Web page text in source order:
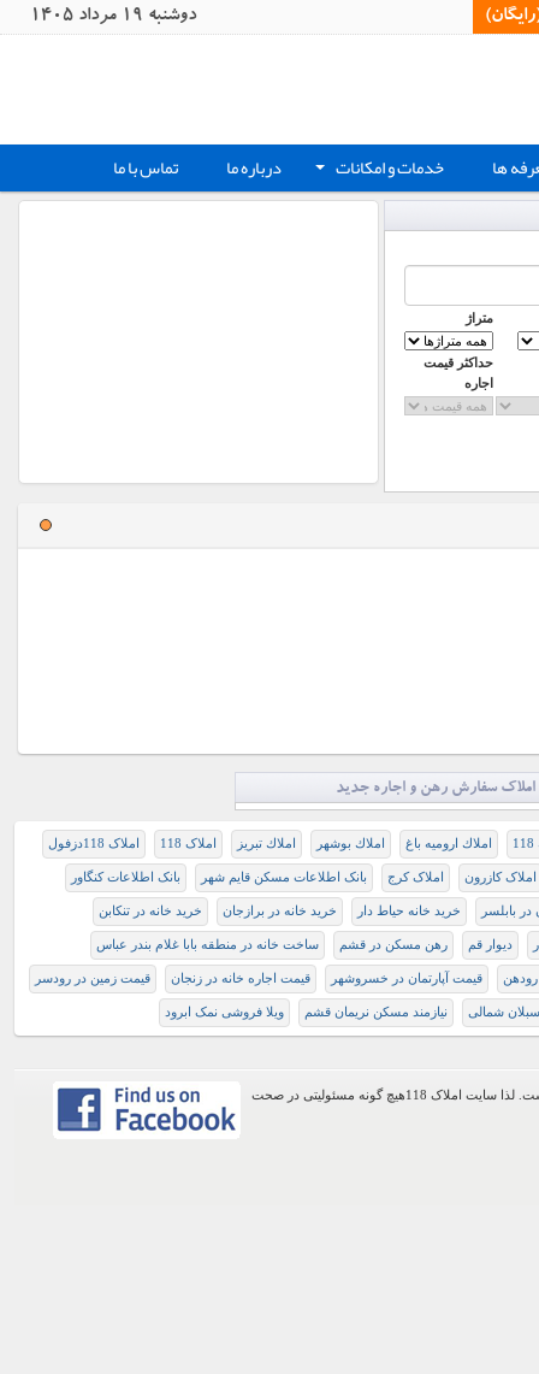
دوشنبه 19 مرداد 1405
ها + خدمات و امکانات درباره ما تماس با ما
متراژ
حداکثر قیمت
اجاره
املاک سفارش رهن و اجاره جدید
املاك اروميه باغ املاك بوشهر املاك تبريز املاک 118 املاک 118دزفول
املاک کازرون املاک کرج بانک اطلاعات مسکن قایم شهر بانک اطلاعات کنگاور
در بابلسر خرید خانه حیاط دار خرید خانه در برازجان خرید خانه در تنکابن
دیوار قم رهن مسکن در قشم ساخت خانه در منطقه بابا غلام بندر عباس
رودهن قیمت آپارتمان در خسروشهر قیمت اجاره خانه در زنجان قیمت زمین در رودسر
شمالی نیازمند مسکن نریمان قشم ویلا فروشی نمک ابرود
اطلاعات موجود در این وب سایت از طریق کاربران عمومی سایت ثبت شده است. لذا سایت املاک 118هیچ گونه مسئولیتی در صحت